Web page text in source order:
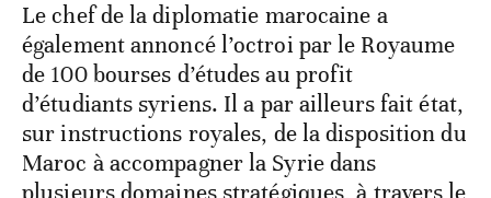
Le chef de la diplomatie marocaine a
également annoncé l’octroi par le Royaume
de 100 bourses d’études au profit
d’étudiants syriens. Il a par ailleurs fait état,
sur instructions royales, de la disposition du
Maroc à accompagner la Syrie dans